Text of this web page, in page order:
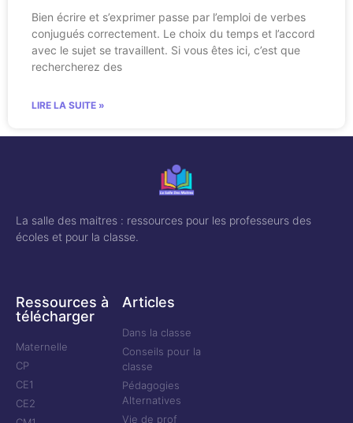
Bien écrire et s’exprimer passe par l’emploi de verbes
conjugués correctement. Le choix du temps et l’accord
avec le sujet se travaillent. Si vous êtes ici, c’est que
rechercherez des
LIRE LA SUITE »
La salle des maitres : ressources pour les professeurs des
écoles et pour la classe.
Ressources à
télécharger
Maternelle
CP
CE1
CE2
Articles
Dans la classe
Conseils pour la
classe
Pédagogies
Alternatives
Vie de prof